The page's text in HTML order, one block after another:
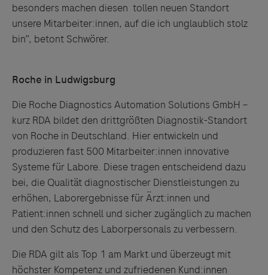
besonders machen diesen tollen neuen Standort
unsere Mitarbeiter:innen, auf die ich unglaublich stolz
bin”, betont Schwörer.
Roche in Ludwigsburg
Die Roche Diagnostics Automation Solutions GmbH –
kurz RDA bildet den drittgrößten Diagnostik-Standort
von Roche in Deutschland. Hier entwickeln und
produzieren fast 500 Mitarbeiter:innen innovative
Systeme für Labore. Diese tragen entscheidend dazu
bei, die Qualität diagnostischer Dienstleistungen zu
erhöhen, Laborergebnisse für Ärzt:innen und
Patient:innen schnell und sicher zugänglich zu machen
und den Schutz des Laborpersonals zu verbessern.
Die RDA gilt als Top 1 am Markt und überzeugt mit
höchster Kompetenz und zufriedenen Kund:innen
Links zu Websites Dritter werden im Sinne des
keine Meinung über den Inhalt von Websites Dritter und